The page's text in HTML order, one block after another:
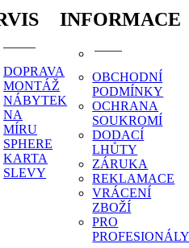
DOPRAVA
MONTÁŽ
NÁBYTEK
NA
MÍRU
SPHERE
KARTA
SLEVY
INFORMACE
OBCHODNÍ
PODMÍNKY
OCHRANA
SOUKROMÍ
DODACÍ
LHŮTY
ZÁRUKA
REKLAMACE
VRÁCENÍ
ZBOŽÍ
PRO